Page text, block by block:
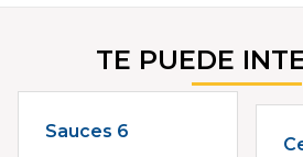
TE PUEDE
Sauces 6